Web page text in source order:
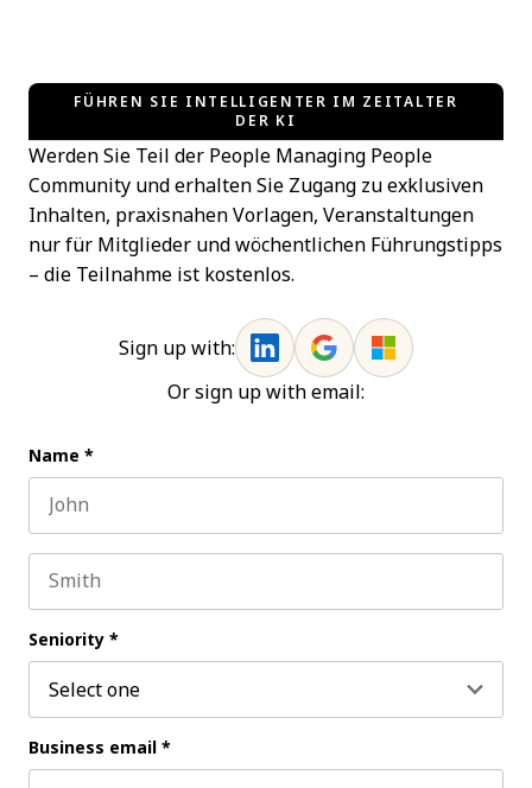
FÜHREN SIE INTELLIGENTER IM ZEITALTER
DER KI
Werden Sie Teil der People Managing People
Community und erhalten Sie Zugang zu exklusiven
Inhalten, praxisnahen Vorlagen, Veranstaltungen
nur für Mitglieder und wöchentlichen Führungstipps
– die Teilnahme ist kostenlos.
Sign up with:
Or sign up with email:
Name *
Seniority *
Business email *